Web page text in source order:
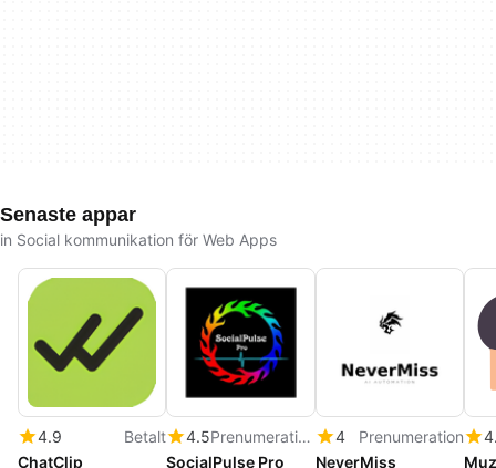
Senaste appar
in Social kommunikation för Web Apps
4.9
Betalt
ChatClip
4.5
Prenumeration
SocialPulse Pro
4
Prenumeration
NeverMiss